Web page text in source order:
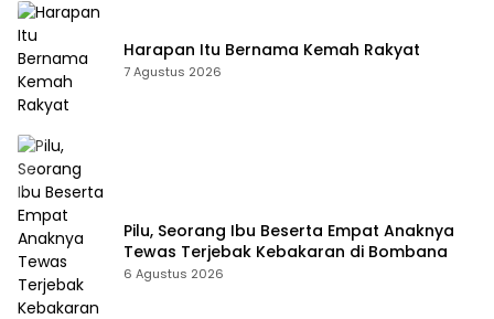
Harapan Itu Bernama Kemah Rakyat
7 Agustus 2026
Pilu, Seorang Ibu Beserta Empat Anaknya
Tewas Terjebak Kebakaran di Bombana
6 Agustus 2026